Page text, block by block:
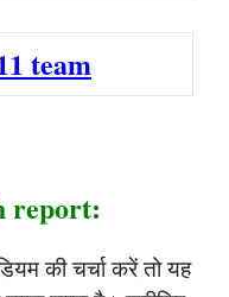
team
report:
की चर्चा करें तो यह